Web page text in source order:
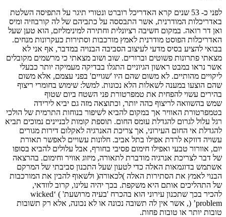
לפני כ- 53 שנים קרא האדריכל רוברט ונטורי תיגר על התפיסה השלטת
באדריכלות המודרנית, אשר התבססה על כתביהם של לה קורבוזיה ומיס
ואן דר רואה. במקום חשיבה רציונלית וחתירה למינימליזם, הוא טען שעל
האדריכלות הפוסט מודרנית לאמץ מורכבות וסתירות כעקרונות מנחים.
בבואי להציע בסיס מדעי לעיצוב הסביבה הבנויה במדבר, אף אני לא
מצאתי פתרונות פשוטים וברורים. שוב ושוב מצאתי כי מרשמים מקובלים
אשר נראו במבט ראשון הגיוניים התגלו בבדיקה מעמיקה יותר כבעלי
ליקויים מהותיים. לא משום שהם היו 'שגויים' בפני עצמם, אלא משום
שהם הוצעו במענה לשאלות הלא נכונות. למשל: שימוש בחומרי ריצוף
בהירים עשוי להפחית את טמפרטורת פני השטח ביום שטוף
שמש בהשוואה לריצוף כהה יותר, וכתוצאה מזה גם יביא לירידה
בטמפרטורת האוויר אך במקום להביא לשיפור בנוחות התרמית של הולכי
רגל עלול לגרום להגדלת עומס החום. תוספת קומות לבניינים נמוכים תביא
להגדלת אי החום העירוני, אך צריכת האנרגיה לאקלום דירות מגורים
עשויה דווקא לרדת אפילו בתל אביב. חלונות עשויים לאפשר תאורת
יום, אוורור טבעי ואפילו חימום פסיבי בחורף, אבל עלולים להביא בסופו
של דבר לצריכת אנרגיה מודברת לתאורה, מיזוג אוויר וחימום. בהרצאה
אשתמש בדוגמאות האלה כדי לטעון שעל התכנון סביבתי של המרקם
הבנוי לאמץ את הסתירות האלה )לכאורה( ולשאוף להבין את המורכבות
של התהליכים אותם היא משקפת. בכך יהיה עלינו, קרוב לוודאי,
להכיר בכך שתכנון עירוני הוא בהכרח 'בעיה מרושעת' ) ‘wicked
problem’ (, אשר אין לה תשובה נכונה או לא נכונה, אלא רק תשובות
טובות יותר או טובות פחות.